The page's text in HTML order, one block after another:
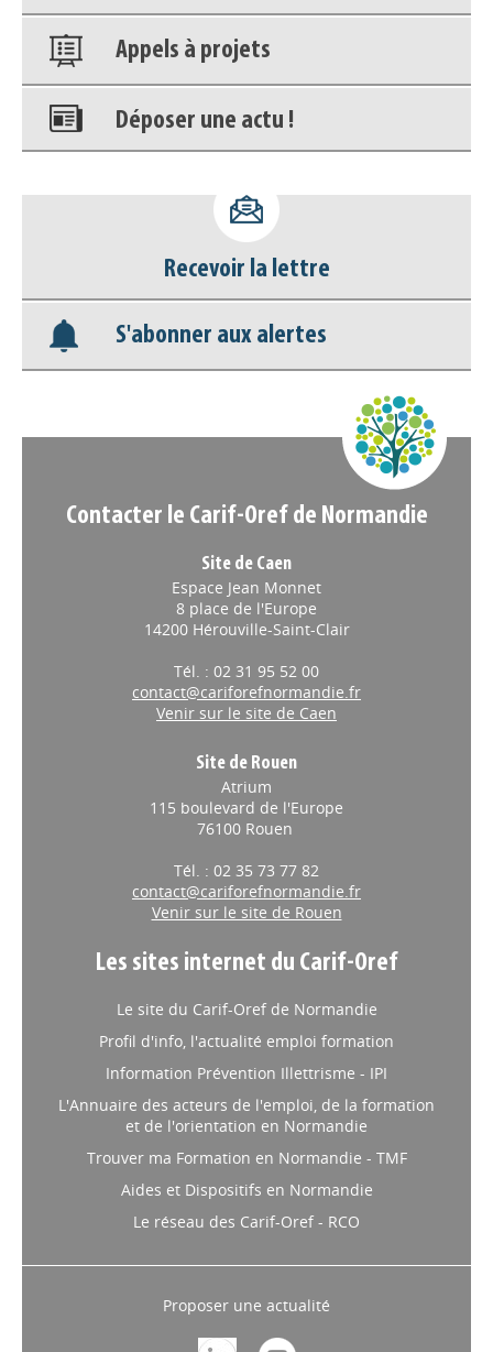
Appels à projets
Déposer une actu !
déconnecter)
Base documentaire
Nos veilles Scoop.it
Recevoir la lettre
S'abonner aux alertes
Contacter le Carif-Oref de Normandie
Site de Caen
Espace Jean Monnet
8 place de l'Europe
14200 Hérouville-Saint-Clair
Tél. : 02 31 95 52 00
contact@cariforefnormandie.fr
Venir sur le site de Caen
Site de Rouen
Atrium
115 boulevard de l'Europe
76100 Rouen
Tél. : 02 35 73 77 82
contact@cariforefnormandie.fr
Venir sur le site de Rouen
Les sites internet du Carif-Oref
Le site du Carif-Oref de Normandie
Profil d'info, l'actualité emploi formation
Information Prévention Illettrisme - IPI
L'Annuaire des acteurs de l'emploi, de la formation
et de l'orientation en Normandie
Trouver ma Formation en Normandie - TMF
Aides et Dispositifs en Normandie
Le réseau des Carif-Oref - RCO
Proposer une actualité